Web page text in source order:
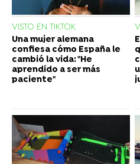
VISTO EN TIKTOK
Una mujer alemana
confiesa cómo España le
cambió la vida: "He
aprendido a ser más
paciente"